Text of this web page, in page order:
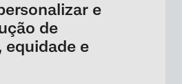
e
de
equidade e